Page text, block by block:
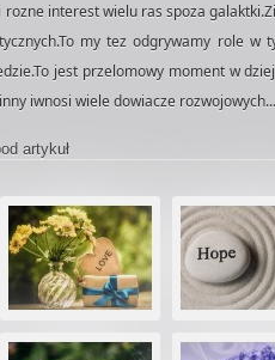
interest wielu ras spoza
my tez odgrywamy role
jest przelomowy moment w
iwnosi wiele dowiacze rozwojowych...
artykuł